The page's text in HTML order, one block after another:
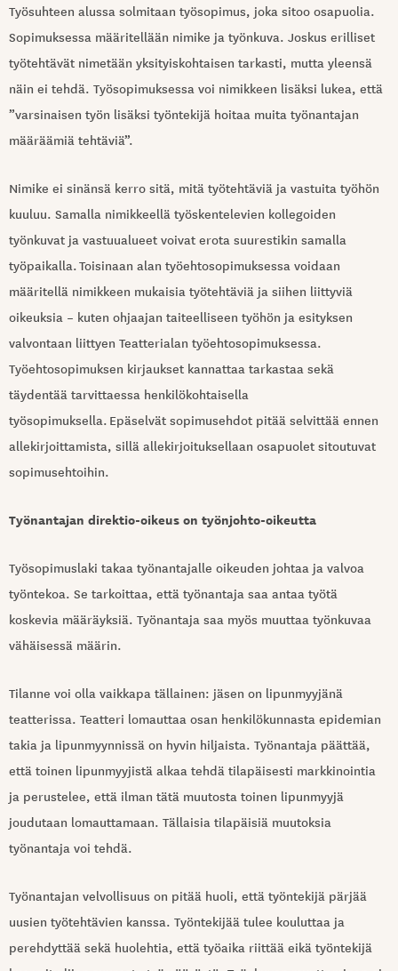
Työsuhteen alussa solmitaan työsopimus, joka sitoo osapuolia.
Sopimuksessa määritellään nimike ja työnkuva. Joskus erilliset
työtehtävät nimetään yksityiskohtaisen tarkasti, mutta yleensä
näin ei tehdä. Työsopimuksessa voi nimikkeen lisäksi lukea, että
”varsinaisen työn lisäksi työntekijä hoitaa muita työnantajan
määräämiä tehtäviä”.
Nimike ei sinänsä kerro sitä, mitä työtehtäviä ja vastuita työhön
kuuluu. Samalla nimikkeellä työskentelevien kollegoiden
työnkuvat ja vastuualueet voivat erota suurestikin samalla
työpaikalla.Toisinaan alan työehtosopimuksessa voidaan
määritellä nimikkeen mukaisia työtehtäviä ja siihen liittyviä
oikeuksia – kuten ohjaajan taiteelliseen työhön ja esityksen
valvontaan liittyen Teatterialan työehtosopimuksessa.
Työehtosopimuksen kirjaukset kannattaa tarkastaa sekä
täydentää tarvittaessa henkilökohtaisella
työsopimuksella. Epäselvät sopimusehdot pitää selvittää ennen
allekirjoittamista, sillä allekirjoituksellaan osapuolet sitoutuvat
sopimusehtoihin.
Työnantajan direktio-oikeus on työnjohto-oikeutta
Työsopimuslaki takaa työnantajalle oikeuden johtaa ja valvoa
työntekoa. Se tarkoittaa, että työnantaja saa antaa työtä
koskevia määräyksiä. Työnantaja saa myös muuttaa työnkuvaa
vähäisessä määrin.
Tilanne voi olla vaikkapa tällainen: jäsen on lipunmyyjänä
teatterissa. Teatteri lomauttaa osan henkilökunnasta epidemian
takia ja lipunmyynnissä on hyvin hiljaista. Työnantaja päättää,
että toinen lipunmyyjistä alkaa tehdä tilapäisesti markkinointia
ja perustelee, että ilman tätä muutosta toinen lipunmyyjä
joudutaan lomauttamaan. Tällaisia tilapäisiä muutoksia
työnantaja voi tehdä.
Työnantajan velvollisuus on pitää huoli, että työntekijä pärjää
uusien työtehtävien kanssa. Työntekijää tulee kouluttaa ja
perehdyttää sekä huolehtia, että työaika riittää eikä työntekijä